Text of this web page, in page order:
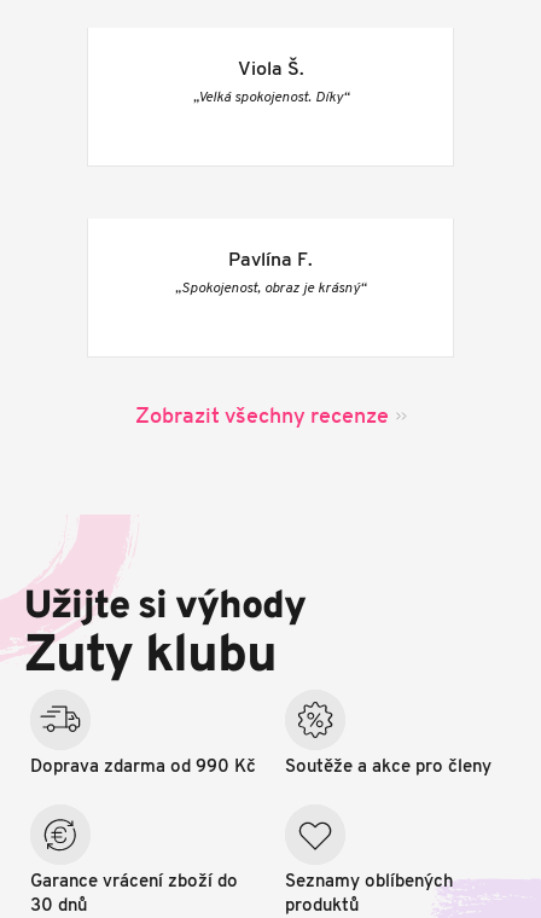
Viola Š.
„Velká spokojenost. Díky“
Pavlína F.
„Spokojenost, obraz je krásný“
Zobrazit všechny recenze
a
í
Užijte si výhody
Zuty klubu
Doprava zdarma od 990 Kč
Garance vrácení zboží do
30 dnů
Soutěže a akce pro členy
Seznamy oblíbených
produktů